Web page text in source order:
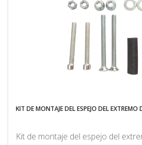
KIT DE MONTAJE DEL ESPEJO DEL EXTREMO
Kit de montaje del espejo del